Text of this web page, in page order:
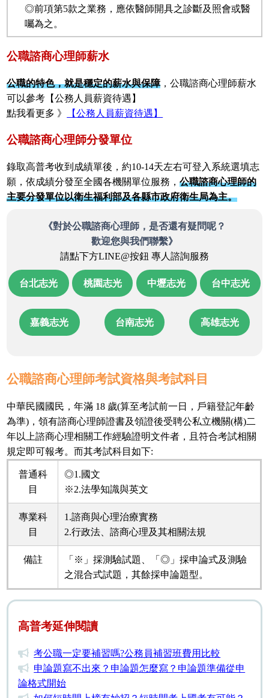
◎前項第5款之業務，應依醫師開具之診斷及照會或醫
囑為之。
公職諮商心理師薪水
公職的特色，就是穩定的薪水與保障，公職諮商心理師薪水
可以參考【公務人員薪資待遇】
點我看更多 》
【公務人員薪資待遇】
公職諮商心理師分發單位
錄取高普考收到成績單後，約10-14天左右可登入系統選填志
願，依成績分發至全國各機關單位服務，公職諮商心理師的
主要分發單位以衛生福利部及各縣市政府衛生局為主。
《對於公職諮商心理師，是否還有疑問呢？
歡迎您與我們聯繫》
請點下方LINE@按鈕 專人諮詢服務
台北志光 桃園志光 中壢志光 台中志光
嘉義志光 台南志光 高雄志光
公職諮商心理師考試資格與考試科目
中華民國國民，年滿 18 歲(算至考試前一日，戶籍登記年齡
為準)，領有諮商心理師證書及領證後受聘公私立機關(構)二
年以上諮商心理相關工作經驗證明文件者，且符合考試相關
規定即可報考。而其考試科目如下:
普通科
目
◎1.國文
※2.法學知識與英文
專業科
目
1.諮商與心理治療實務
2.行政法、諮商心理及其相關法規
備註
「※」採測驗試題、「◎」採申論式及測驗
之混合式試題，其餘採申論題型。
高普考延伸閱讀
考公職一定要補習嗎?公務員補習班費用比較
申論題寫不出來？申論題怎麼寫？申論題準備從申
論格式開始